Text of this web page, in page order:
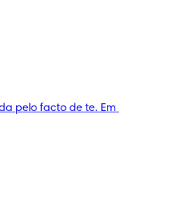
pelo facto de te. Em